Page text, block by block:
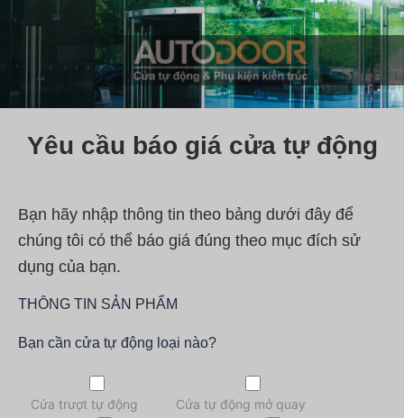
Yêu cầu báo giá cửa tự động
Bạn hãy nhập thông tin theo bảng dưới đây để
chúng tôi có thể báo giá đúng theo mục đích sử
dụng của bạn.
THÔNG TIN SẢN PHẨM
Bạn cần cửa tự động loại nào?
Cửa trượt tự động Cửa tự động mở quay